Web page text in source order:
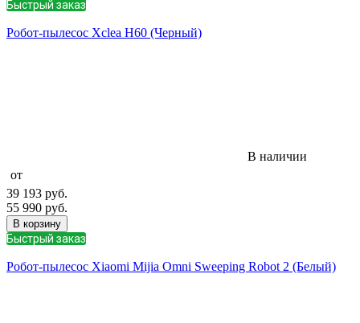
Быстрый заказ
Робот-пылесос Xclea H60 (Черный)
В наличии
от
39 193 руб.
55 990 руб.
В корзину
Быстрый заказ
Робот-пылесос Xiaomi Mijia Omni Sweeping Robot 2 (Белый)